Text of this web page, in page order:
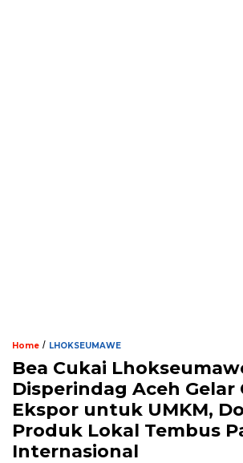
Home / LHOKSEUMAWE
Bea Cukai
Disperindag Aceh Gelar
Ekspor untuk UMKM,
Produk Lokal Tembus
Internasional